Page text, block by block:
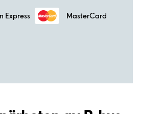
Express MasterCard